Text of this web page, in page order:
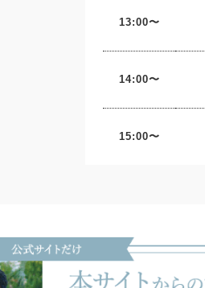
13:00〜
14:00〜
15:00〜